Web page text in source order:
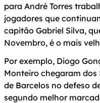
para André Torres
jogadores que
capitão Gabriel Silva,
Novembro, é o mais
Por exemplo, Diogo
Monteiro chegaram dos
de Barcelos no defeso
segundo melhor